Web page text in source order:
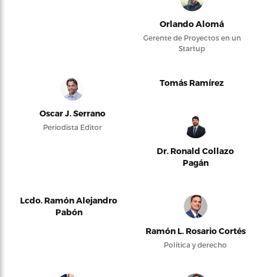
Orlando Alomá
Gerente de Proyectos en un
Startup
Oscar J. Serrano
Periodista Editor
Tomás Ramírez
Dr. Ronald Collazo
Pagán
Lcdo. Ramón Alejandro
Pabón
Ramón L. Rosario Cortés
Política y derecho